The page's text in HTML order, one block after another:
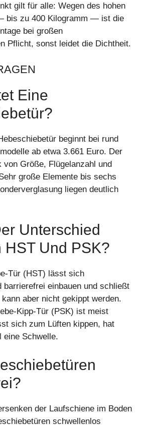
gilt für alle: Wegen des hohen
bis zu 400 Kilogramm — ist die
bei großen
Pflicht, sonst leidet die Dichtheit.
Eine
beginnt bei rund
ab etwa 3.661 Euro. Der
von Größe, Flügelanzahl und
große Elemente bis sechs
liegen deutlich
Unterschied
HST Und PSK?
Tür (HST) lässt sich
barrierefrei einbauen und schließt
aber nicht gekippt werden.
Kipp-Tür (PSK) ist meist
sich zum Lüften kippen, hat
eine Schwelle.
der Laufschiene im Boden
schwellenlos